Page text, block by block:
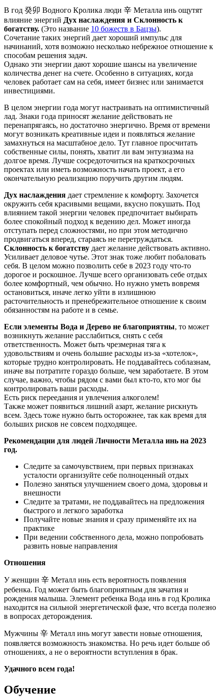
В год 癸卯 Водного Кролика люди 辛 Металла инь ощутят
влияние энергий Дух наслаждения и Склонность к
богатству. (Это название 10 божеств в Бацзы).
Сочетание таких энергий дает хороший импульс для
начинаний, хотя возможно несколько небрежное отношение к
способам решения задач.
Однако эти энергии дают хорошие шансы на увеличение
количества денег на счете. Особенно в ситуациях, когда
человек работает сам на себя, имеет бизнес или занимается
инвестициями.
В целом энергии года могут настраивать на оптимистичный
лад. Знаки года приносят желание действовать не
перенапрягаясь, но достаточно энергично. Время от времени
могут возникать креативные идеи и появляться желание
замахнуться на масштабное дело. Тут главное просчитать
собственные силы, понять, хватит ли вам энтузиазма на
долгое время. Лучше сосредоточиться на краткосрочных
проектах или иметь возможность начать проект, а его
окончательную реализацию поручить другим людям.
Дух наслаждения дает стремление к комфорту. Захочется
окружить себя красивыми вещами, вкусно покушать. Под
влиянием такой энергии человек предпочитает выбирать
более спокойный подход к ведению дел. Может иногда
отступать перед сложностями, но при этом методично
продвигаться вперед, стараясь не перетруждаться.
Склонность к богатству дает желание действовать активно.
Усиливает деловое чутье. Этот знак тоже любит побаловать
себя. В целом можно позволить себе в 2023 году что-то
дорогое и роскошное. Лучше всего организовать себе отдых
более комфортный, чем обычно. Но нужно уметь вовремя
остановиться, иначе легко уйти в излишнюю
расточительность и пренебрежительное отношение к своим
обязанностям на работе и в семье.
Если элементы Вода и Дерево не благоприятны, то может
возникнуть желание расслабиться, снять с себя
ответственность. Может быть чрезмерная тяга к
удовольствиям и очень большие расходы из-за «хотелок»,
которые трудно контролировать. Не поддавайтесь соблазнам,
иначе вы потратите гораздо больше, чем заработаете. В этом
случае, важно, чтобы рядом с вами был кто-то, кто мог бы
контролировать ваши расходы.
Есть риск переедания и увлечения алкоголем!
Также может появиться лишний азарт, желание рискнуть
всем. Здесь тоже нужно быть осторожнее, так как время для
больших рисков не совсем подходящее.
Рекомендации для людей Личности Металла инь на 2023
год.
Следите за самочувствием, при первых признаках
усталости организуйте себе полноценный отдых
Полезно заняться улучшением своего дома, здоровья и
внешности
Следите за тратами, не поддавайтесь на предложения
быстрого и легкого заработка
Получайте новые знания и сразу применяйте их на
практике
При ведении собственного дела, можно попробовать
развить новые направления
Отношения
У женщин 辛 Металл инь есть вероятность появления
ребенка. Год может быть благоприятным для зачатия и
рождения малыша. Элемент ребенка Вода инь в год Кролика
находится на сильной энергетической фазе, что всегда полезно
в вопросах деторождения.
Мужчины 辛 Металл инь могут завести новые отношения,
появляется возможность знакомства. Но речь идет больше об
отношениях, а не о вероятности вступления в брак.
Удачного всем года!
Обучение